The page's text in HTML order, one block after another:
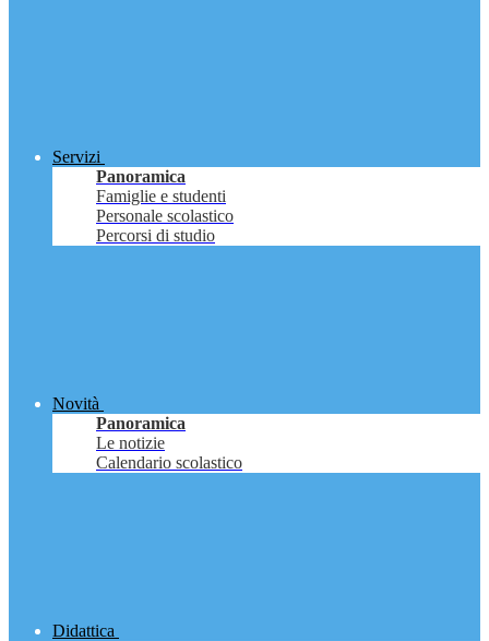
Servizi
Panoramica
Famiglie e studenti
Personale scolastico
Percorsi di studio
Novità
Panoramica
Le notizie
Calendario scolastico
Didattica